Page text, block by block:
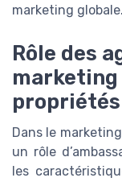
marketing globale.
Rôle des
marketing
Dans le
un rôle
les